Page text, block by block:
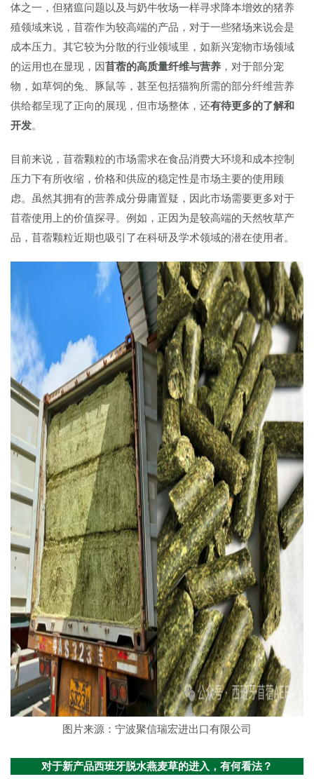
体之一，但猪瘟问题以及与奶牛牧场一样寻求降本增效的猪养
殖领域来说，苜蓿作为较高端的产品，对于一些猪场来说会是
成本压力。其它较为分散的行业领域里，如新兴宠物市场领域
的运用也在显现，因苜蓿的高质量纤维与营养 ，对于部分宠
物，如草饲的兔、豚鼠等，甚至包括猫狗所需的部分纤维营养
供给都呈现了正向的展现，但市场整体，还有待更多的了解和
开发。
目前来说，苜蓿颗粒的市场需求在食品消费大环境和成本控制
压力下有所收缩，价格和供应的稳定性是市场主要的使用顾
虑。虽然其拥有的营养成分毋庸置疑，因此市场需要更多对于
苜蓿使用上的价值探寻。例如，正因为是较高端的天然牧草产
品，苜蓿颗粒近期也吸引了在科研及学术领域的潜在使用者。
图片来源：宁波聚信瑞宏进出口有限公司
对于新产品西班牙脱水燕麦草的进入，有何看法？